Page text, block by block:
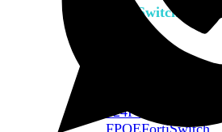
FortiSwitch
624F-
FPOEFortiSwitch